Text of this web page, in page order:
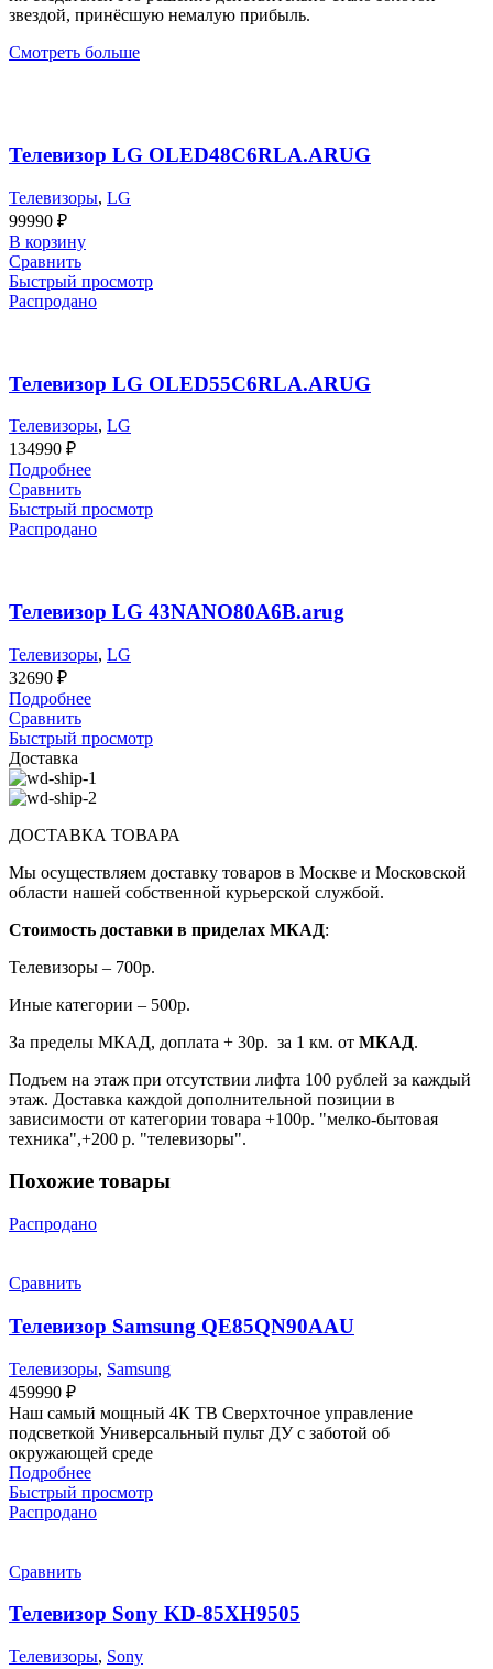
звездой, принёсшую немалую прибыль.
Смотреть больше
Телевизор LG OLED48C6RLA.ARUG
Телевизоры, LG
99990 ₽
В корзину
Сравнить
Быстрый просмотр
Распродано
Телевизор LG OLED55C6RLA.ARUG
Телевизоры, LG
134990 ₽
Подробнее
Сравнить
Быстрый просмотр
Распродано
Телевизор LG 43NANO80A6B.arug
Телевизоры, LG
32690 ₽
Подробнее
Сравнить
Быстрый просмотр
Доставка
ДОСТАВКА ТОВАРА
Мы осуществляем доставку товаров в Москве и Московской
области нашей собственной курьерской службой.
Стоимость доставки в приделах МКАД:
Телевизоры – 700р.
Иные категории – 500р.
За пределы МКАД, доплата + 30р. за 1 км. от МКАД.
Подъем на этаж при отсутствии лифта 100 рублей за каждый
этаж. Доставка каждой дополнительной позиции в
зависимости от категории товара +100р. "мелко-бытовая
техника",+200 р. "телевизоры".
Похожие товары
Распродано
Сравнить
Телевизор Samsung QE85QN90AAU
Телевизоры, Samsung
459990 ₽
Наш самый мощный 4К ТВ Сверхточное управление
подсветкой Универсальный пульт ДУ с заботой об
окружающей среде
Подробнее
Быстрый просмотр
Распродано
Сравнить
Телевизор Sony KD-85XH9505
Телевизоры, Sony